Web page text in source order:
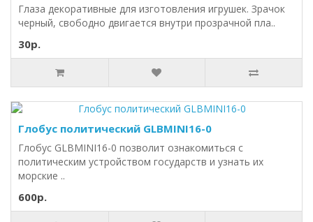
Глаза декоративные для изготовления игрушек. Зрачок
черный, свободно двигается внутри прозрачной пла..
30р.
Глобус политический GLBMINI16-0
Глобус GLBMINI16-0 позволит ознакомиться с
политическим устройством государств и узнать их
морские ..
600р.